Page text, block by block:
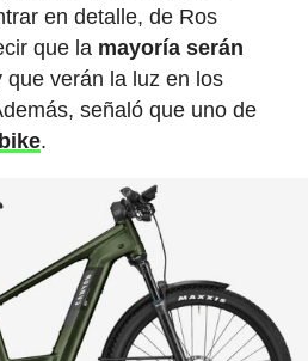
en detalle, de Ros
que la mayoría serán
verán la luz en los
señaló que uno de
.